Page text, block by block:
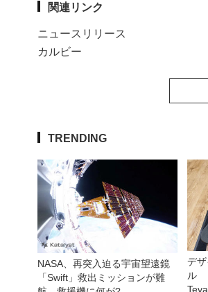
関連リンク
ニュースリリース
カルビー
TRENDING
NASA、再突入迫る宇宙望遠鏡
「Swift」救出ミッションが難
デ
ル